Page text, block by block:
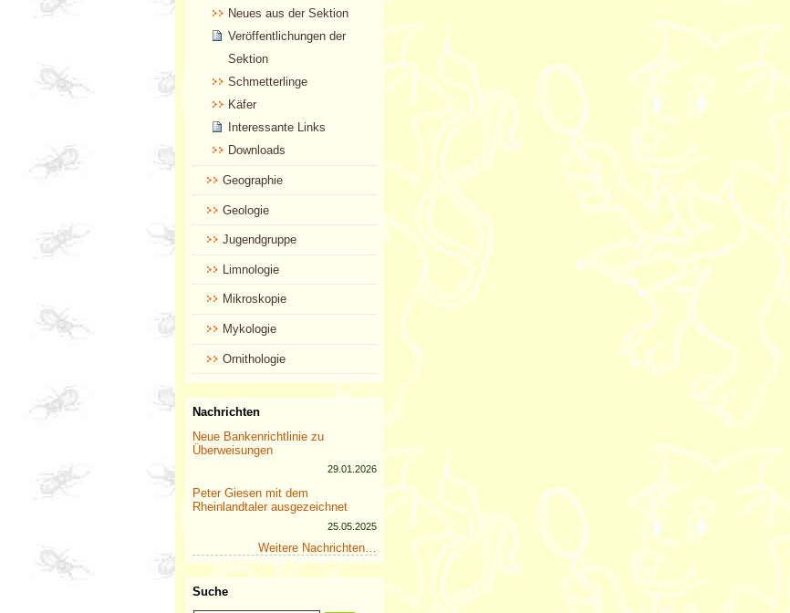
Neues aus der Sektion
Veröffentlichungen der
Sektion
Schmetterlinge
Käfer
Interessante Links
Downloads
Geographie
Geologie
Jugendgruppe
Limnologie
Mikroskopie
Mykologie
Ornithologie
Nachrichten
Neue Bankenrichtlinie zu
Überweisungen
29.01.2026
Peter Giesen mit dem
Rheinlandtaler ausgezeichnet
25.05.2025
Weitere Nachrichten…
Suche